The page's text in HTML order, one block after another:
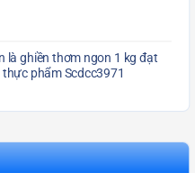
là ghiền thơm ngon 1 kg đạt
phẩm Scdcc3971